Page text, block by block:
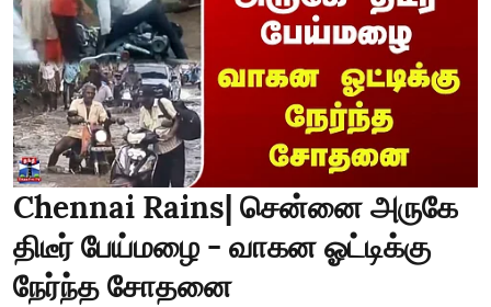
Chennai Rains| சென்னை அருகே
திடீர் பேய்மழை - வாகன ஓட்டிக்கு
நேர்ந்த சோதனை